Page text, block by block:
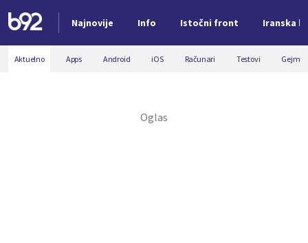
Najnovije Info Istočni front Iranska
Nova vest
Aktuelno Apps Android iOS Računari Testovi